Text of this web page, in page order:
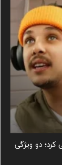
دو ویژگی